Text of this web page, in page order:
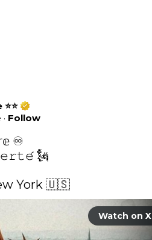
· Follow
♾️
🗽
York 🇺🇸
Watch on X